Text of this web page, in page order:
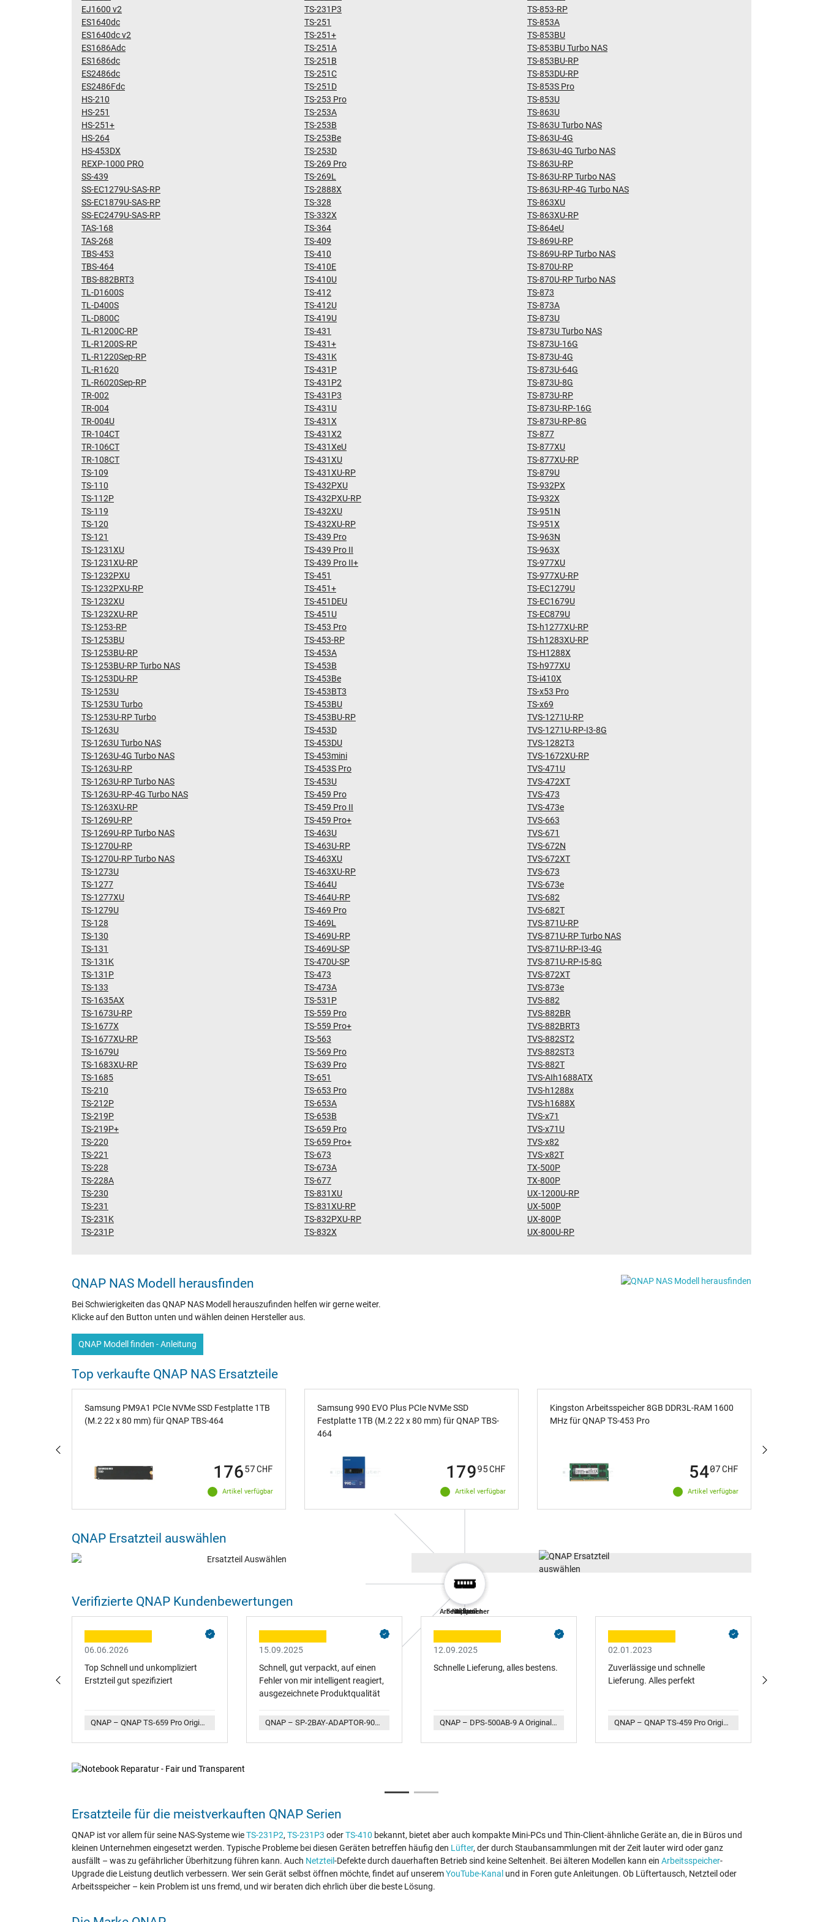
EJ1600 v2
ES1640dc
ES1640dc v2
ES1686Adc
ES1686dc
ES2486dc
ES2486Fdc
HS-210
HS-251
HS-251+
HS-264
HS-453DX
REXP-1000 PRO
SS-439
SS-EC1279U-SAS-RP
SS-EC1879U-SAS-RP
SS-EC2479U-SAS-RP
TAS-168
TAS-268
TBS-453
TBS-464
TBS-882BRT3
TL-D1600S
TL-D400S
TL-D800C
TL-R1200C-RP
TL-R1200S-RP
TL-R1220Sep-RP
TL-R1620
TL-R6020Sep-RP
TR-002
TR-004
TR-004U
TR-104CT
TR-106CT
TR-108CT
TS-109
TS-110
TS-112P
TS-119
TS-120
TS-121
TS-1231XU
TS-1231XU-RP
TS-1232PXU
TS-1232PXU-RP
TS-1232XU
TS-1232XU-RP
TS-1253-RP
TS-1253BU
TS-1253BU-RP
TS-1253BU-RP Turbo NAS
TS-1253DU-RP
TS-1253U
TS-1253U Turbo
TS-1253U-RP Turbo
TS-1263U
TS-1263U Turbo NAS
TS-1263U-4G Turbo NAS
TS-1263U-RP
TS-1263U-RP Turbo NAS
TS-1263U-RP-4G Turbo NAS
TS-1263XU-RP
TS-1269U-RP
TS-1269U-RP Turbo NAS
TS-1270U-RP
TS-1270U-RP Turbo NAS
TS-1273U
TS-1277
TS-1277XU
TS-1279U
TS-128
TS-130
TS-131
TS-131K
TS-131P
TS-133
TS-1635AX
TS-1673U-RP
TS-1677X
TS-1677XU-RP
TS-1679U
TS-1683XU-RP
TS-1685
TS-210
TS-212P
TS-219P
TS-219P+
TS-220
TS-221
TS-228
TS-228A
TS-230
TS-231
TS-231K
TS-231P
TS-231P3
TS-251
TS-251+
TS-251A
TS-251B
TS-251C
TS-251D
TS-253 Pro
TS-253A
TS-253B
TS-253Be
TS-253D
TS-269 Pro
TS-269L
TS-2888X
TS-328
TS-332X
TS-364
TS-409
TS-410
TS-410E
TS-410U
TS-412
TS-412U
TS-419U
TS-431
TS-431+
TS-431K
TS-431P
TS-431P2
TS-431P3
TS-431U
TS-431X
TS-431X2
TS-431XeU
TS-431XU
TS-431XU-RP
TS-432PXU
TS-432PXU-RP
TS-432XU
TS-432XU-RP
TS-439 Pro
TS-439 Pro II
TS-439 Pro II+
TS-451
TS-451+
TS-451DEU
TS-451U
TS-453 Pro
TS-453-RP
TS-453A
TS-453B
TS-453Be
TS-453BT3
TS-453BU
TS-453BU-RP
TS-453D
TS-453DU
TS-453mini
TS-453S Pro
TS-453U
TS-459 Pro
TS-459 Pro II
TS-459 Pro+
TS-463U
TS-463U-RP
TS-463XU
TS-463XU-RP
TS-464U
TS-464U-RP
TS-469 Pro
TS-469L
TS-469U-RP
TS-469U-SP
TS-470U-SP
TS-473
TS-473A
TS-531P
TS-559 Pro
TS-559 Pro+
TS-563
TS-569 Pro
TS-639 Pro
TS-651
TS-653 Pro
TS-653A
TS-653B
TS-659 Pro
TS-659 Pro+
TS-673
TS-673A
TS-677
TS-831XU
TS-831XU-RP
TS-832PXU-RP
TS-832X
TS-853-RP
TS-853A
TS-853BU
TS-853BU Turbo NAS
TS-853BU-RP
TS-853DU-RP
TS-853S Pro
TS-853U
TS-863U
TS-863U Turbo NAS
TS-863U-4G
TS-863U-4G Turbo NAS
TS-863U-RP
TS-863U-RP Turbo NAS
TS-863U-RP-4G Turbo NAS
TS-863XU
TS-863XU-RP
TS-864eU
TS-869U-RP
TS-869U-RP Turbo NAS
TS-870U-RP
TS-870U-RP Turbo NAS
TS-873
TS-873A
TS-873U
TS-873U Turbo NAS
TS-873U-16G
TS-873U-4G
TS-873U-64G
TS-873U-8G
TS-873U-RP
TS-873U-RP-16G
TS-873U-RP-8G
TS-877
TS-877XU
TS-877XU-RP
TS-879U
TS-932PX
TS-932X
TS-951N
TS-951X
TS-963N
TS-963X
TS-977XU
TS-977XU-RP
TS-EC1279U
TS-EC1679U
TS-EC879U
TS-h1277XU-RP
TS-h1283XU-RP
TS-H1288X
TS-h977XU
TS-i410X
TS-x53 Pro
TS-x69
TVS-1271U-RP
TVS-1271U-RP-I3-8G
TVS-1282T3
TVS-1672XU-RP
TVS-471U
TVS-472XT
TVS-473
TVS-473e
TVS-663
TVS-671
TVS-672N
TVS-672XT
TVS-673
TVS-673e
TVS-682
TVS-682T
TVS-871U-RP
TVS-871U-RP Turbo NAS
TVS-871U-RP-I3-4G
TVS-871U-RP-I5-8G
TVS-872XT
TVS-873e
TVS-882
TVS-882BR
TVS-882BRT3
TVS-882ST2
TVS-882ST3
TVS-882T
TVS-AIh1688ATX
TVS-h1288x
TVS-h1688X
TVS-x71
TVS-x71U
TVS-x82
TVS-x82T
TX-500P
TX-800P
UX-1200U-RP
UX-500P
UX-800P
UX-800U-RP
QNAP NAS Modell herausfinden
Bei Schwierigkeiten das QNAP NAS Modell herauszufinden helfen wir gerne weiter.
Klicke auf den Button unten und wählen deinen Hersteller aus.
QNAP Modell finden - Anleitung
Top verkaufte QNAP NAS Ersatzteile
Samsung PM9A1 PCIe NVMe SSD Festplatte 1TB
(M.2 22 x 80 mm) für QNAP TBS-464
Artikel verfügbar
17657CHF
Samsung 990 EVO Plus PCIe NVMe SSD
Festplatte 1TB (M.2 22 x 80 mm) für QNAP TBS-
464
Artikel verfügbar
17995CHF
Kingston Arbeitsspeicher 8GB DDR3L-RAM 1600
MHz für QNAP TS-453 Pro
Artikel verfügbar
5407CHF
QNAP Ersatzteil auswählen
Akkus
Netzteil
Lüfter
Festplatten
Arbeitsspeicher
Verifizierte QNAP Kundenbewertungen
06.06.2026
Top Schnell und unkompliziert
Erstzteil gut spezifiziert
QNAP – QNAP TS-659 Pro Original NAS Netzteil 250 Watt
15.09.2025
Schnell, gut verpackt, auf einen
Fehler von mir intelligent reagiert,
ausgezeichnete Produktqualität
QNAP – SP-2BAY-ADAPTOR-90W Original QNAP Netzteil 90,0 Watt normale Bauform
12.09.2025
Schnelle Lieferung, alles bestens.
QNAP – DPS-500AB-9 A Original Delta Electronics NAS Netzteil 500 Watt
02.01.2023
Zuverlässige und schnelle
Lieferung. Alles perfekt
QNAP – QNAP TS-459 Pro Original NAS Netzteil 250 Watt
Notebook Reparatur - Fair und Transparent
Über 20 Jahre Notebook-Reparatur
Express Reparatur: Großes Ersatzteile-Lager
35.000+ Geräte erfolgreich instandgesetzt
Reparatur für Deutschland, Österreich und die Schweiz
Ersatzteile für die meistverkauften QNAP Serien
QNAP ist vor allem für seine NAS-Systeme wieTS-231P2, TS-231P3 oderTS-410 bekannt, bietet aber auch kompakte Mini-PCs und Thin-Client-ähnliche Geräte an, die in Büros und
kleinen Unternehmen eingesetzt werden. Typische Probleme bei diesen Geräten betreffen häufig den Lüfter, der durch Staubansammlungen mit der Zeit lauter wird oder ganz
ausfällt – was zu gefährlicher Überhitzung führen kann. Auch Netzteil-Defekte durch dauerhaften Betrieb sind keine Seltenheit. Bei älteren Modellen kann ein Arbeitsspeicher-
Upgrade die Leistung deutlich verbessern. Wer sein Gerät selbst öffnen möchte, findet auf unseremYouTube-Kanal und in Foren gute Anleitungen. Ob Lüftertausch, Netzteil oder
Arbeitsspeicher – kein Problem ist uns fremd, und wir beraten dich ehrlich über die beste Lösung.